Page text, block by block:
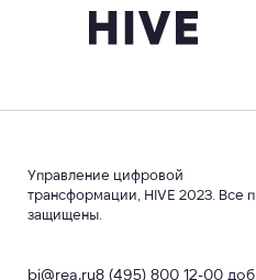
Управление цифровой
трансформации, HIVE 2023. Все
защищены.
bi@rea.ru8 (495) 800 12-00